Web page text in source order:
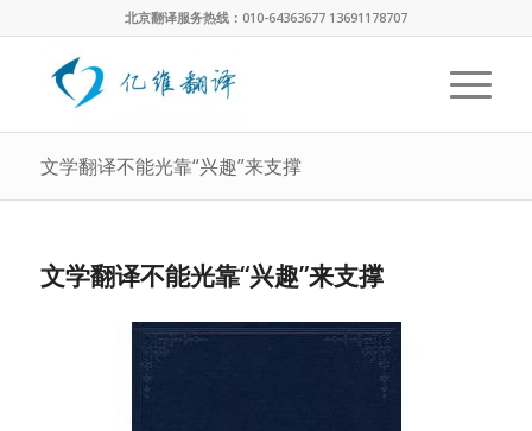
北京翻译服务热线：010-64363677 13691178707
文学翻译不能光靠“兴趣”来支撑
文学翻译不能光靠“兴趣”来支撑